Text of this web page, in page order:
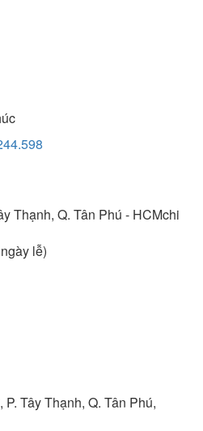
Thạnh, Q. Tân Phú - HCMchi
lễ)
Tây Thạnh, Q. Tân Phú,